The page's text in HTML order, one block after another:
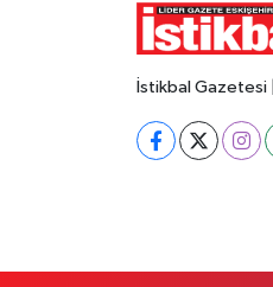
İstikbal Gazetesi